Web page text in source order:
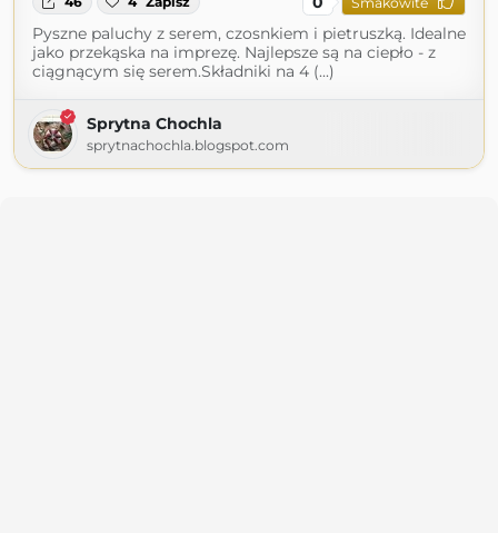
Pyszne paluchy z serem, czosnkiem i pietruszką. Idealne
jako przekąska na imprezę. Najlepsze są na ciepło - z
ciągnącym się serem.Składniki na 4 (...)
Sprytna Chochla
sprytnachochla.blogspot.com